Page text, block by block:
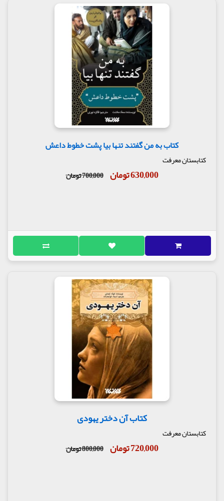
کتاب به من گفتند تنها بیا پشت خطوط داعش
کتابستان معرفت
630,000 تومان 700,000 تومان
کتاب آن دختر یهودی
کتابستان معرفت
720,000 تومان 800,000 تومان